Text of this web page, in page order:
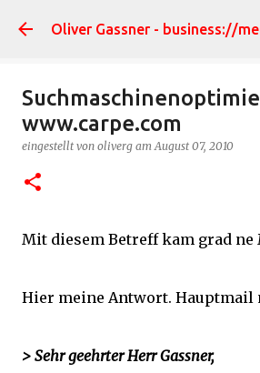
Direkt zum
Oliver Gassner - business://
www.carpe.com
eingestellt von oliverg amAugust 07, 2010
Mit diesem Betreff kam grad ne
Hier meine Antwort. Hauptmail
> Sehr geehrter Herr Gassner,